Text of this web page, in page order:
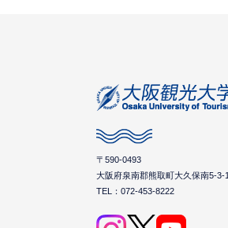
〒590-0493
大阪府泉南郡熊取町大久保南5-3-1
TEL：072-453-8222